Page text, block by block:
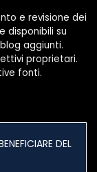
e revisione dei
disponibili su
aggiunti.
proprietari.
fonti.
DEL